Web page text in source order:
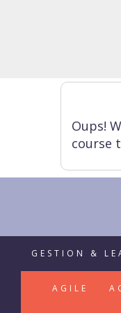
Oups!
course
GESTION &
AGILE